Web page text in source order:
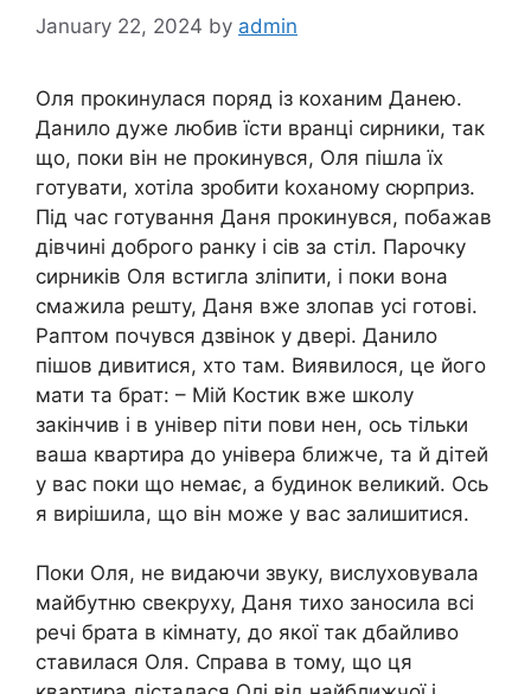
January 22, 2024 by admin
Оля прокинулася поряд із коханим Данею.
Данило дуже любив їсти вранці сирники, так
що, поки він не прокинувся, Оля пішла їх
готувати, хотіла зробити kоханому сюрприз.
Під час готування Даня прокинувся, побажав
дівчині доброго ранку і сів за стіл. Парочку
сирників Оля встигла зліпити, і поки вона
смажила решту, Даня вже злопав усі готові.
Раптом почувся дзвінок у двері. Данило
пішов дивитися, хто там. Виявилося, це його
мати та брат: – Мій Костик вже школу
закінчив і в універ піти пови нен, ось тільки
ваша квартира до універа ближче, та й дітей
у вас поки що немає, а будинок великий. Ось
я вирішила, що він може у вас залишитися.
Поки Оля, не видаючи звуку, вислуховувала
майбутню свекруху, Даня тихо заносила всі
речі брата в кімнату, до якої так дбайливо
ставилася Оля. Справа в тому, що ця